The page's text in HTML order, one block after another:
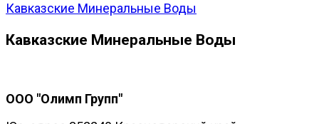
Кавказские Минеральные Воды
Кавказские Минеральные Воды
ООО "Олимп Групп"